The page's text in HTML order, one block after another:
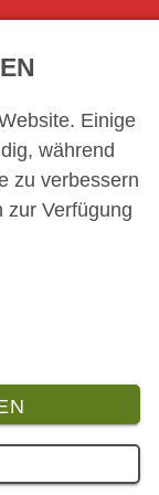
Einige
während
zu verbessern
zur Verfügung